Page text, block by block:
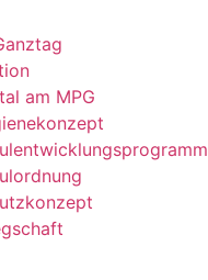
am MPG